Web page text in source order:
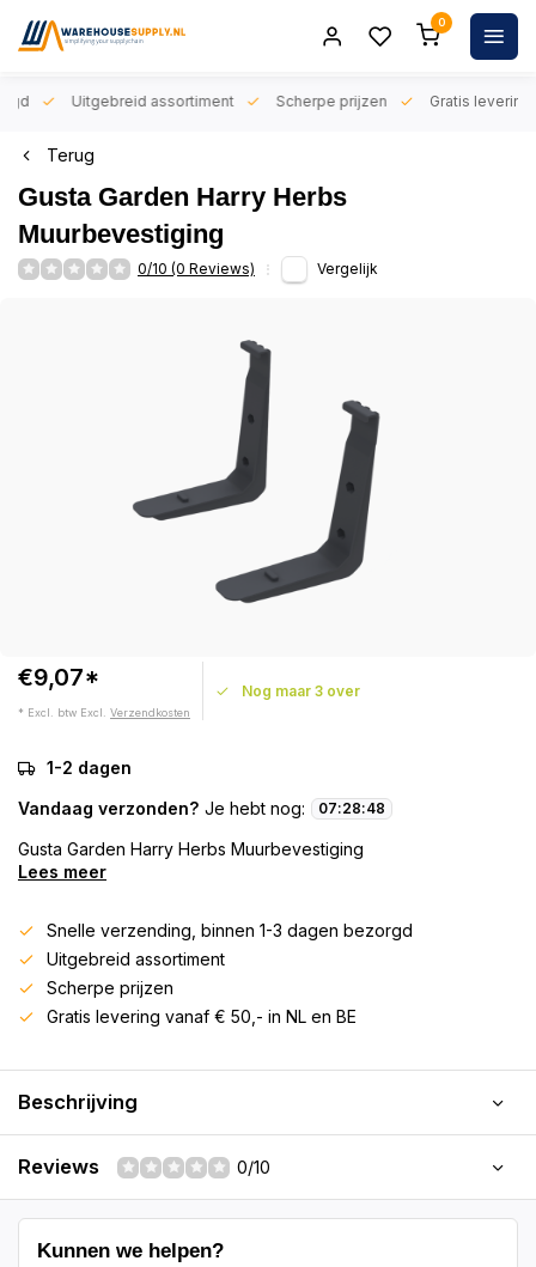
0
Uitgebreid assortiment Scherpe prijzen Gratis levering
Terug
Gusta Garden Harry Herbs
Muurbevestiging
0/10 (0 Reviews) Vergelijk
€9,07*
* Excl. btw Excl. Verzendkosten
Nog maar 3 over
1-2 dagen
Vandaag verzonden? Je hebt nog: 07:28:48
Gusta Garden Harry Herbs Muurbevestiging
Lees meer
Snelle verzending, binnen 1-3 dagen bezorgd
Uitgebreid assortiment
Scherpe prijzen
Gratis levering vanaf € 50,- in NL en BE
Beschrijving
Reviews 0/10
Kunnen we helpen?